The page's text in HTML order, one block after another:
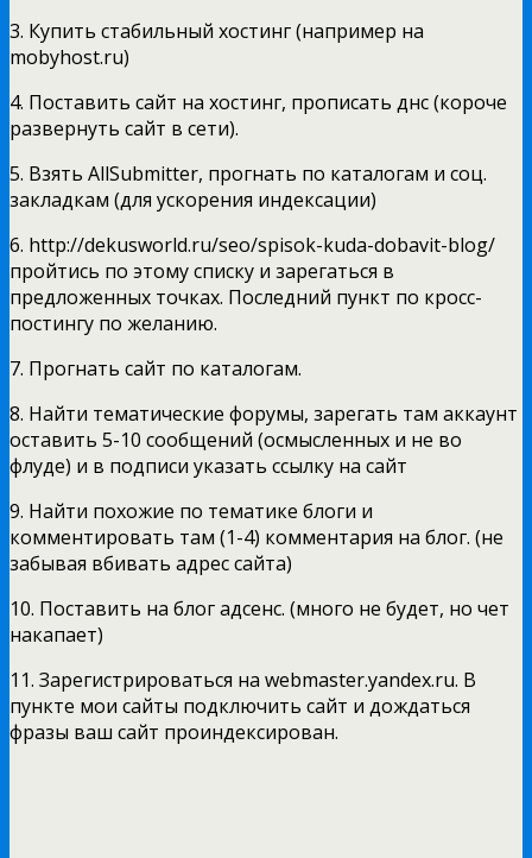
3. Купить стабильный хостинг (например на
mobyhost.ru)
4. Поставить сайт на хостинг, прописать днс (короче
развернуть сайт в сети).
5. Взять AllSubmitter, прогнать по каталогам и соц.
закладкам (для ускорения индексации)
6. http://dekusworld.ru/seo/spisok-kuda-dobavit-blog/
пройтись по этому списку и зарегаться в
предложенных точках. Последний пункт по кросс-
постингу по желанию.
7. Прогнать сайт по каталогам.
8. Найти тематические форумы, зарегать там аккаунт
оставить 5-10 сообщений (осмысленных и не во
флуде) и в подписи указать ссылку на сайт
9. Найти похожие по тематике блоги и
комментировать там (1-4) комментария на блог. (не
забывая вбивать адрес сайта)
10. Поставить на блог адсенс. (много не будет, но чет
накапает)
11. Зарегистрироваться на webmaster.yandex.ru. В
пункте мои сайты подключить сайт и дождаться
фразы ваш сайт проиндексирован.